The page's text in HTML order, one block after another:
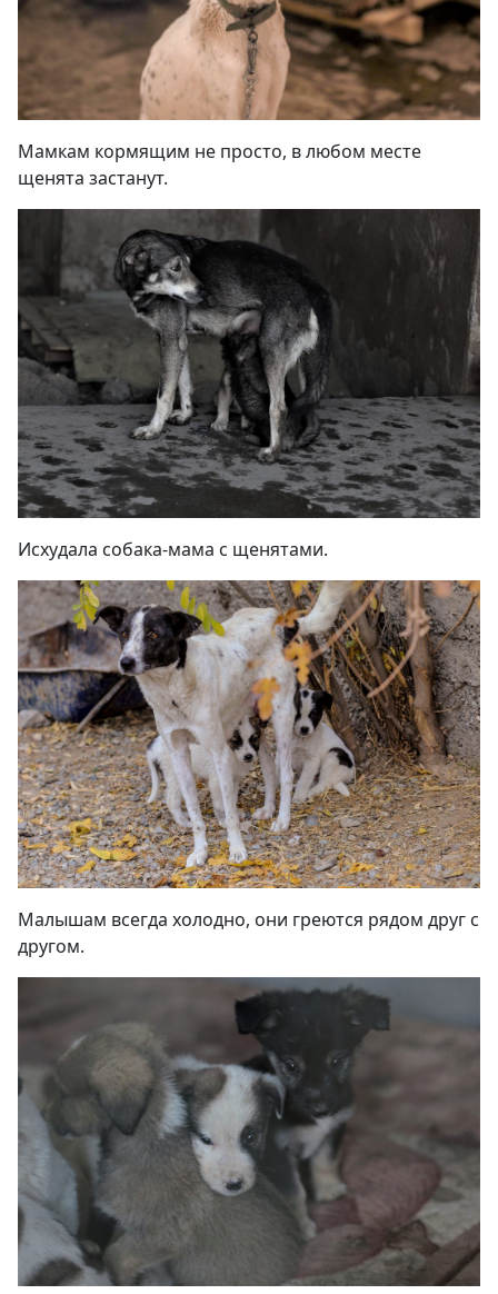
Мамкам кормящим не просто, в любом месте
щенята застанут.
Исхудала собака-мама с щенятами.
Малышам всегда холодно, они греются рядом друг с
другом.